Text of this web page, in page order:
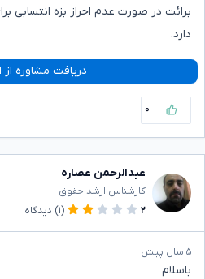
برائت در صورت عدم احراز بزه انتسابی
دارد.
دریافت مشاوره
۰
عبدالرحمن عصاره
کارشناس ارشد حقوق
۲
(۱) دیدگاه
۵ سال پیش
باسلام